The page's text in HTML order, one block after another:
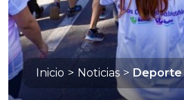
Inicio > Noticias > Deporte